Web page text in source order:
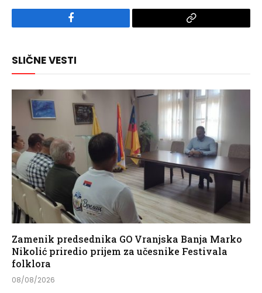
Facebook
Copy
SLIČNE VESTI
Zamenik predsednika GO Vranjska Banja Marko
Nikolić priredio prijem za učesnike Festivala
folklora
08/08/2026